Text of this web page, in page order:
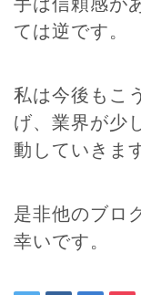
ては逆です。
私は今後もこ
げ、業界が少
動していきま
是非他のブロ
幸いです。